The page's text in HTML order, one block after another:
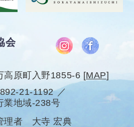
会
高原町入野1855-6 [MAP]
21-1192
業地域-238号
理者 大寺 宏典